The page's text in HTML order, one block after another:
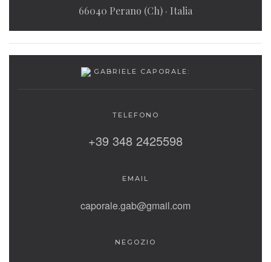
66040 Perano (Ch) · Italia
GABRIELE CAPORALE:
TELEFONO
‭+39 348 2425598‬
EMAIL
caporale.gab@gmail.com
NEGOZIO